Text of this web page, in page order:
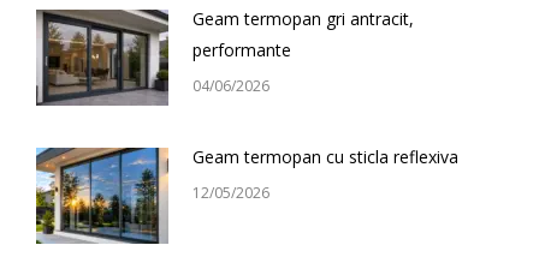
Geam termopan gri antracit,
performante
04/06/2026
Geam termopan cu sticla reflexiva
12/05/2026